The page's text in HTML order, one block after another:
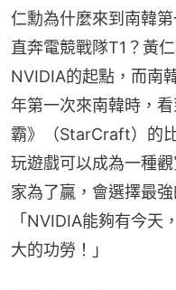
仁勳為什麼來到南韓
直奔電競戰隊T1？黃
NVIDIA的起點，而南
年第一次來南韓時，
霸》（StarCraft）的
玩遊戲可以成為一種
家為了贏，會選擇最
「NVIDIA能夠有今天
大的功勞！」